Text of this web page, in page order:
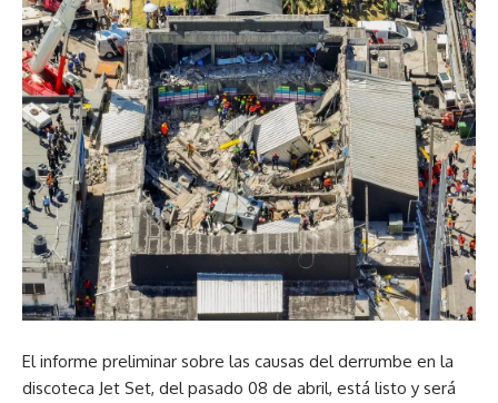
El informe preliminar sobre las causas del derrumbe en la
discoteca Jet Set, del pasado 08 de abril, está listo y será